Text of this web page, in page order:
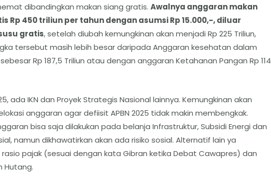
dibandingkan makan siang gratis. Awalnya anggaran makan
Rp 450 triliun per tahun dengan asumsi Rp 15.000,-, diluar
gratis, setelah diubah kemungkinan akan menjadi Rp 225 Triliun,
tersebut masih lebih besar daripada Anggaran kesehatan dalam
sebesar Rp 187,5 Triliun atau dengan anggaran Ketahanan Pangan Rp 114
ada IKN dan Proyek Strategis Nasional lainnya. Kemungkinan akan
anggaran agar defiisit APBN 2025 tidak makin membengkak.
bisa saja dilakukan pada belanja Infrastruktur, Subsidi Energi dan
namun dikhawatirkan akan ada risiko sosial. Alternatif lain ya
rasio pajak (sesuai dengan kata Gibran ketika Debat Cawapres) dan
Hutang.